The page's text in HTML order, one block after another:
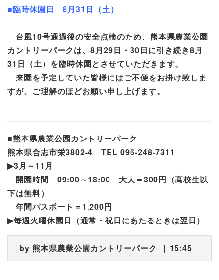
■臨時休園日 8月31日（土）
台風10号通過後の安全点検のため、熊本県農業公園
カントリーパークは、8月29日・30日に引き続き8月
31日（土）を臨時休園とさせていただきます。
来園を予定していた皆様にはご不便をお掛け致しま
すが、ご理解のほどお願い申し上げます。
■熊本県農業公園カントリーパーク
熊本県合志市栄3802-4
TEL 096-248-7311
▶︎3月～11 月
開園時間 09:00～18:00 大人＝300円（高校生以
下は無料）
年間パスポート＝ 1,200円
▶︎毎週火曜休園日（通常・祝日にあたるときは翌日）
by 熊本県農業公園カントリーパーク 15:45